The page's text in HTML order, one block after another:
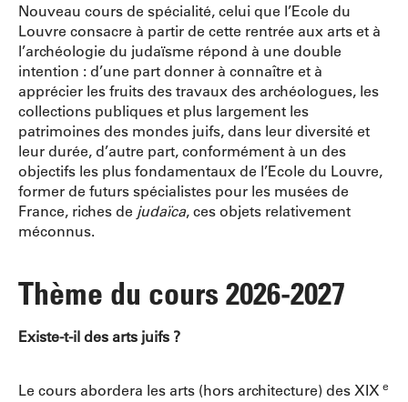
Nouveau cours de spécialité, celui que l’Ecole du
Louvre consacre à partir de cette rentrée aux arts et à
l’archéologie du judaïsme répond à une double
intention : d’une part donner à connaître et à
apprécier les fruits des travaux des archéologues, les
collections publiques et plus largement les
patrimoines des mondes juifs, dans leur diversité et
leur durée, d’autre part, conformément à un des
objectifs les plus fondamentaux de l’Ecole du Louvre,
former de futurs spécialistes pour les musées de
France, riches de judaïca, ces objets relativement
méconnus.
Thème du cours 2026-2027
Existe-t-il des arts juifs ?
Le cours abordera les arts (hors architecture) des XIX e